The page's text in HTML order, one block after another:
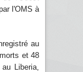
l'OMS à
au
et 48
Liberia,